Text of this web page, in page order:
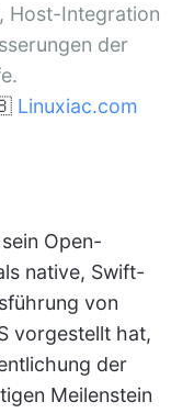
Host-Integration
der
Linuxiac.com
Open-
native, Swift-
von
vorgestellt hat,
der
Meilenstein